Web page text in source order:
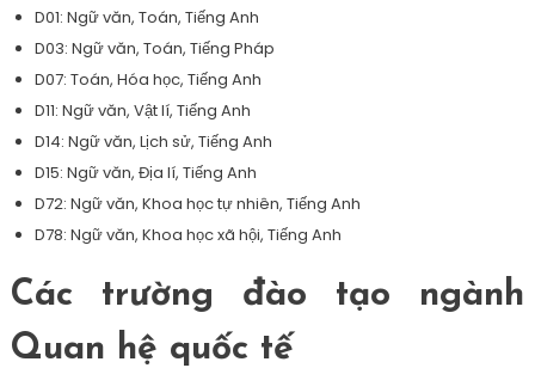
D01: Ngữ văn, Toán, Tiếng Anh
D03: Ngữ văn, Toán, Tiếng Pháp
D07: Toán, Hóa học, Tiếng Anh
D11: Ngữ văn, Vật lí, Tiếng Anh
D14: Ngữ văn, Lịch sử, Tiếng Anh
D15: Ngữ văn, Địa lí, Tiếng Anh
D72: Ngữ văn, Khoa học tự nhiên, Tiếng Anh
D78: Ngữ văn, Khoa học xã hội, Tiếng Anh
Các trường đào tạo ngành
Quan hệ quốc tế